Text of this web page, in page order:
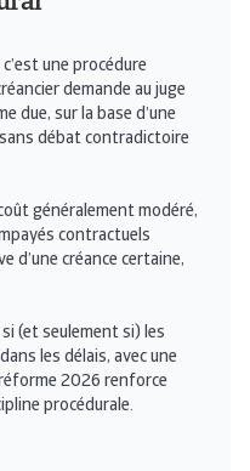
une procédure
demande au juge
due, sur la base d’une
débat contradictoire
généralement modéré,
contractuels
d’une créance certaine,
(et seulement si) les
les délais, avec une
2026 renforce
procédurale.